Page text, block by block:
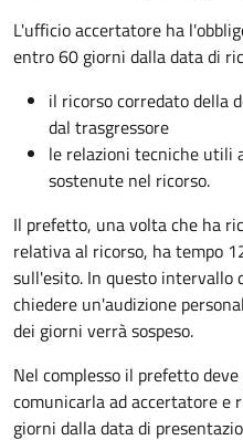
L'ufficio accertatore ha
entro 60 giorni dalla data di
il ricorso corredato della
dal trasgressore
le relazioni tecniche utili
sostenute nel ricorso.
Il prefetto, una volta che ha
relativa al ricorso, ha tempo
sull'esito. In questo intervallo
chiedere un'audizione
dei giorni verrà sospeso.
Nel complesso il prefetto
comunicarla ad accertatore
giorni dalla data di